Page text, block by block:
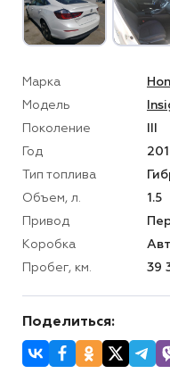
Марка
Модель
Поколение
Год
Тип топлива
Объем, л.
1.5
Привод
Коробка
Пробег, км.
39
Поделиться: